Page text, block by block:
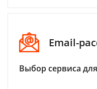
Email-
Выбор сервиса